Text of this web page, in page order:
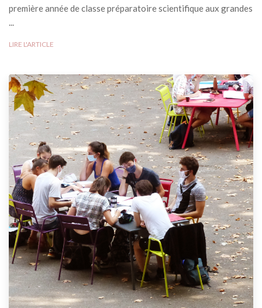
première année de classe préparatoire scientifique aux grandes
...
LIRE L'ARTICLE